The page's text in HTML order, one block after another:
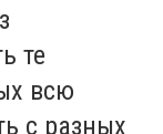
те
всю
с разных